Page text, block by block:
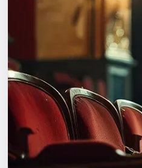
Города
Площадки
Артисты
Рейтинги